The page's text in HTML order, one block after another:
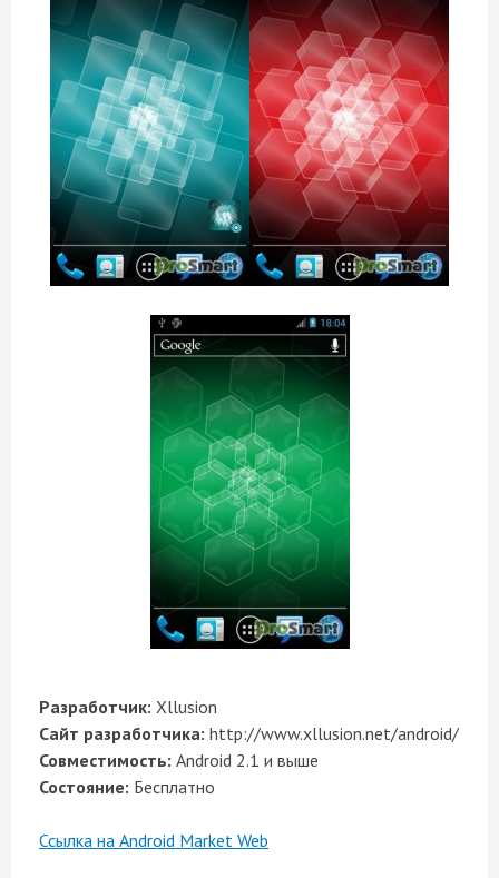
Разработчик: Xllusion
Сайт разработчика: http://www.xllusion.net/android/
Совместимость: Android 2.1 и выше
Состояние: Бесплатно
Ссылка на Android Market Web